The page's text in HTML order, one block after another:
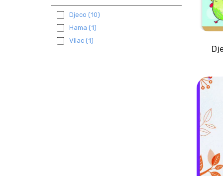
Djeco (10)
Hama (1)
Vilac(1)